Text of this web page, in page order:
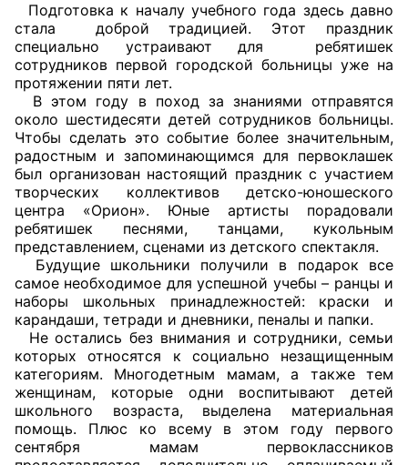
Главная
Общественные советы
Общественные советы при территориальных
органах федеральных органов
исполнительной власти
Общественные советы по проведению
независимой оценки качества условий
оказания услуг
О Палате
Структура Палаты
Комиссии
Экспертный совет ОП КО
Подготовка к началу учебного года здесь давно
стала доброй традицией. Этот праздник
специально устраивают для ребятишек
сотрудников первой городской больницы уже на
протяжении пяти лет.
В этом году в поход за знаниями отправятся
около шестидесяти детей сотрудников больницы.
Чтобы сделать это событие более значительным,
радостным и запоминающимся для первоклашек
был организован настоящий праздник с участием
творческих коллективов детско-юношеского
центра «Орион». Юные артисты порадовали
ребятишек песнями, танцами, кукольным
представлением, сценами из детского спектакля.
Будущие школьники получили в подарок все
самое необходимое для успешной учебы – ранцы и
наборы школьных принадлежностей: краски и
карандаши, тетради и дневники, пеналы и папки.
Не остались без внимания и сотрудники, семьи
которых относятся к социально незащищенным
категориям. Многодетным мамам, а также тем
женщинам, которые одни воспитывают детей
школьного возраста, выделена материальная
помощь. Плюс ко всему в этом году первого
сентября мамам первоклассников